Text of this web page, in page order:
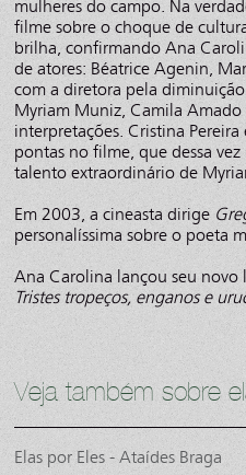
mulheres do campo. Na
filme sobre o choque de
brilha, confirmando Ana
de atores: Béatrice Agenin,
com a diretora pela
Myriam Muniz, Camila
interpretações. Cristina
pontas no filme, que dessa
talento extraordinário de
Em 2003, a cineasta dirige
personalíssima sobre o poeta
Ana Carolina lançou seu
Tristes tropeços, enganos e
Veja também sobre
Elas por Eles - Ataídes Braga